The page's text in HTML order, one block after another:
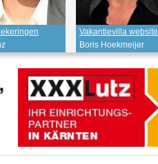
Vakantievilla website
Boris Hoekmeijer
advertenties